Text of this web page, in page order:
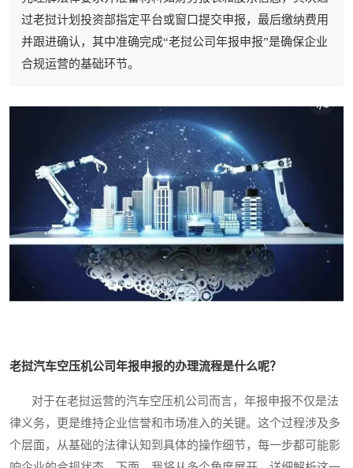
过老挝计划投资部指定平台或窗口提交申报，最后缴纳费用
并跟进确认，其中准确完成“老挝公司年报申报”是确保企业
合规运营的基础环节。
老挝汽车空压机公司年报申报的办理流程是什么呢？
对于在老挝运营的汽车空压机公司而言，年报申报不仅是法
律义务，更是维持企业信誉和市场准入的关键。这个过程涉及多
个层面，从基础的法律认知到具体的操作细节，每一步都可能影